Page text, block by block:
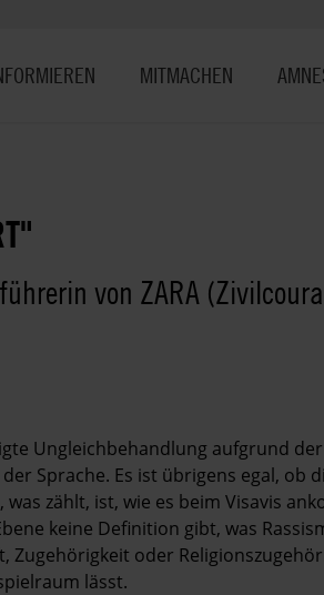
MITMACHEN
von ZARA
Ungleichbehandlung aufgrund
Sprache. Es ist übrigens egal, ob
zählt, ist, wie es beim Visavis
keine Definition gibt, was
Zugehörigkeit oder
lässt.